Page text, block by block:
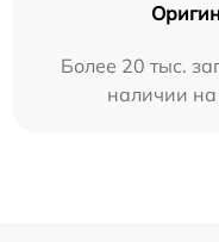
Более 20 тыс.
наличии на